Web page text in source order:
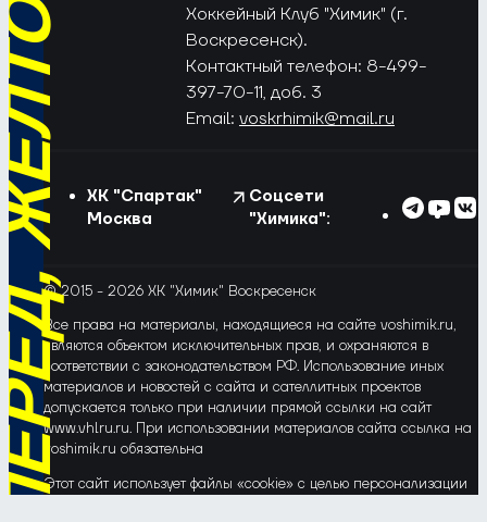
Хоккейный Клуб "Химик" (г.
Воскресенск).
Контактный телефон: 8-499-
397-70-11, доб. 3
Email: voskrhimik@mail.ru
ХК "Спартак"
Москва
Соцсети
"Химика":
© 2015 - 2026 ХК "Химик" Воскресенск
Все права на материалы, находящиеся на сайте voshimik.ru,
являются объектом исключительных прав, и охраняются в
соответствии с законодательством РФ. Использование иных
материалов и новостей с сайта и сателлитных проектов
допускается только при наличии прямой ссылки на сайт
www.vhlru.ru. При использовании материалов сайта ссылка на
voshimik.ru обязательна
Этот сайт использует файлы «cookie» с целью персонализации